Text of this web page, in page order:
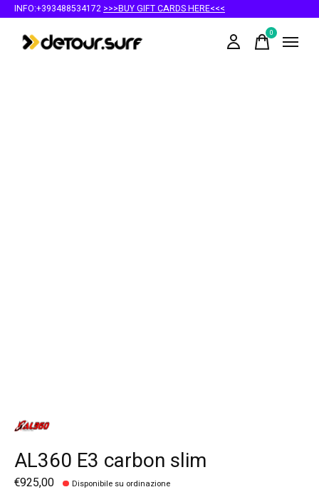
INFO:+393488534172 >>>BUY GIFT CARDS HERE<<<
0items
AL360 E3 carbon slim
€925,00 Disponibile su ordinazione